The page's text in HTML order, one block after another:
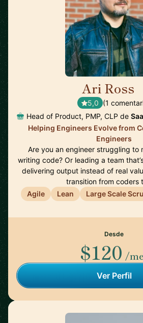
Ari Ross
5,0 (1
Head of Product, PMP, CLP de
Helping Engineers Evolve from
Engineers
Are you an engineer struggling to
writing code? Or leading a team
delivering output instead of real
transition from coders
Agile
Lean Large Scale
Desde
$120 /
Ver Perfil